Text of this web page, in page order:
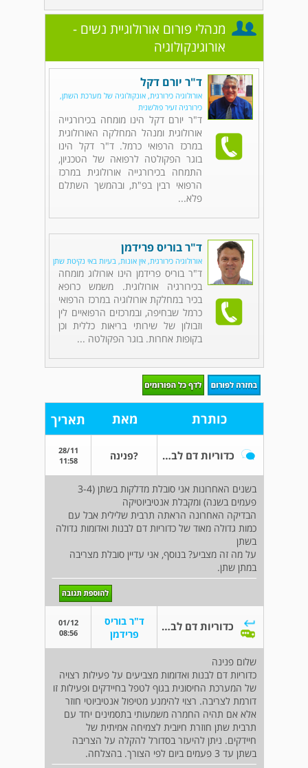
מנהלי פורום אורולוגיית נשים -
אורוגינקולוגיה
ד"ר יורם דקל
אורולוגיה כירורגית, אונקולוגיה של מערכת השתן,
כירורגיה זעיר פולשנית
ד"ר יורם דקל הינו מומחה בכירורגייה
אורולוגית ומנהל המחלקה האורולוגית
במרכז הרפואי כרמל. ד"ר דקל הינו
בוגר הפקולטה לרפואה של הטכניון,
התמחה בכירורגייה אורולוגית במרכז
הרפואי רבין בפ"ת, ובהמשך השתלם
פלא...
ד"ר בוריס פרידמן
אורולוגיה כירורגית, אין אונות, בעיות באי נקיטת שתן
ד"ר בוריס פרידמן הינו אורולוג מומחה
בכירורגיה אורולוגית. משמש כרופא
בכיר במחלקת אורולוגיה במרכז הרפואי
כרמל שבחיפה, ובמרכזים הרפואיים לין
וזבולון של שירותי בריאות כללית וכן
בקופות אחרות. בוגר הפקולטה ...
כותרת מאת תאריך
כדוריות דם לבנות ואדומות בכמות גדולה בשתן ?פנינה
28/11
11:58
בשנים האחרונות אני סובלת מדלקות בשתן (3-4
פעמים בשנה) ומקבלת אנטיביוטיקה
הבדיקה האחרונה הראתה תרבית שלילית אבל עם
כמות גדולה מאוד של כדוריות דם לבנות ואדומות גדולה
בשתן
על מה זה מצביע? בנוסף, אני עדיין סובלת מצריבה
במתן שתן.
כדוריות דם לבנות ואדומות בכמות גדולה בשתן
ד"ר בוריס
פרידמן
01/12
08:56
שלום פנינה
כדוריות דם לבנות ואדומות מצביעים על פעילות רצויה
של המערכת החיסונית בגוף לטפל בחיידקים ופעילות זו
דורמת לצריבה. רצוי להימנע מטיפול אנטיביוטי חוזר
אלא אם תהיה החמרה משמעותי בתסמינים יחד עם
תרבית שתן חוזרת חיובית לצמיחה אמיתית של
חיידקים. ניתן להיעזר בסדורל להקלה על הצריבה
בשתן עד 3 פעמים ביום לפי הצורך. בהצלחה.